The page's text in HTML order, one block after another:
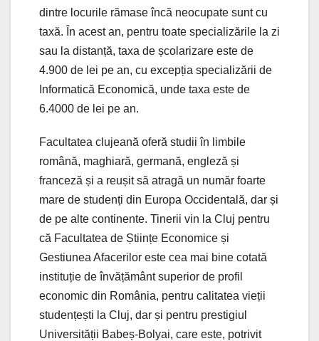
dintre locurile rămase încă neocupate sunt cu
taxă. În acest an, pentru toate specializările la zi
sau la distanță, taxa de școlarizare este de
4.900 de lei pe an, cu excepția specializării de
Informatică Economică, unde taxa este de
6.4000 de lei pe an.
Facultatea clujeană oferă studii în limbile
română, maghiară, germană, engleză și
franceză și a reușit să atragă un număr foarte
mare de studenți din Europa Occidentală, dar și
de pe alte continente. Tinerii vin la Cluj pentru
că Facultatea de Științe Economice și
Gestiunea Afacerilor este cea mai bine cotată
instituție de învățământ superior de profil
economic din România, pentru calitatea vieții
studențești la Cluj, dar și pentru prestigiul
Universității Babeș-Bolyai, care este, potrivit